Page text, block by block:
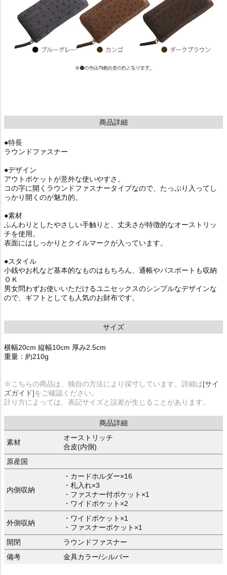
商品詳細
●特長
ラウンドファスナー
●デザイン
アウトポケットが意外な使いやすさ。
コの字に開くラウンドファスナータイプなので、たっぷり入ってし
っかり開くのが魅力的。
●素材
ふんわりとしたやさしい手触りと、丈夫さが特徴的なオーストリッ
チを使用。
表面にはしっかりとクイルマークが入っています。
●スタイル
小銭やお札など基本的なものはもちろん、通帳やパスポートも収納
ＯＫ
男女問わずお使いいただけるユニセックスのシンプルなデザインな
ので、ギフトとしても人気のお財布です。
サイズ
横幅20cm 縦幅10cm 厚み2.5cm
重量：約210g
※こちらの商品は、独自の方法により採寸しています。詳細は[サイ
ズガイド]をご確認ください。
計り方によっては、表記サイズと誤差が生じることがあります。
商品詳細
素材
オーストリッチ
合皮(内側)
原産国
内側収納
・カードホルダー×16
・札入れ×3
・ファスナー付ポケット×1
・ワイドポケット×2
外側収納
・ワイドポケット×1
・ファスナーポケット×1
開閉
ラウンドファスナー
備考
金具カラー/シルバー